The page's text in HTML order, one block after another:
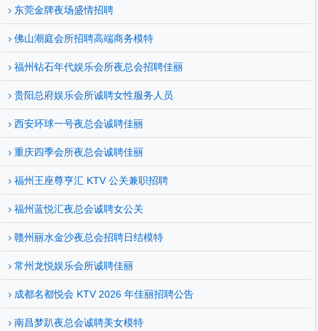
东莞金牌夜场盛情招聘
佛山潮庭会所招聘高端商务模特
福州钻石年代娱乐会所夜总会招聘佳丽
贵阳总府娱乐会所诚聘女性服务人员
西安环球一号夜总会诚聘佳丽
重庆四季会所夜总会诚聘佳丽
福州王座尊亨汇 KTV 公关兼职招聘
福州蓝悦汇夜总会诚聘女公关
赣州丽水金沙夜总会招聘日结模特
常州龙悦娱乐会所诚聘佳丽
成都名都悦会 KTV 2026 年佳丽招聘公告
南昌梦趴夜总会诚聘美女模特